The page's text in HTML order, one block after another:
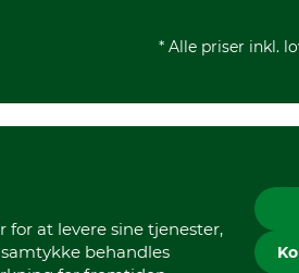
* Alle priser inkl.
at levere sine tjenester,
behandles